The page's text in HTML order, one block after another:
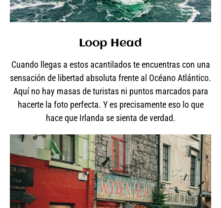
Loop Head
Cuando llegas a estos acantilados te encuentras con una
sensación de libertad absoluta frente al Océano Atlántico.
Aquí no hay masas de turistas ni puntos marcados para
hacerte la foto perfecta. Y es precisamente eso lo que
hace que Irlanda se sienta de verdad.